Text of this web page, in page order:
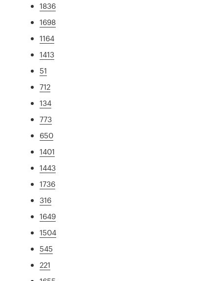
1836
1698
1164
1413
51
712
134
773
650
1401
1443
1736
316
1649
1504
545
221